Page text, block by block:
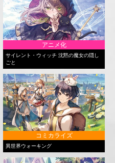
アニメ化
サイレント・ウィッチ 沈黙の魔女の隠し
ごと
コミカライズ
異世界ウォーキング